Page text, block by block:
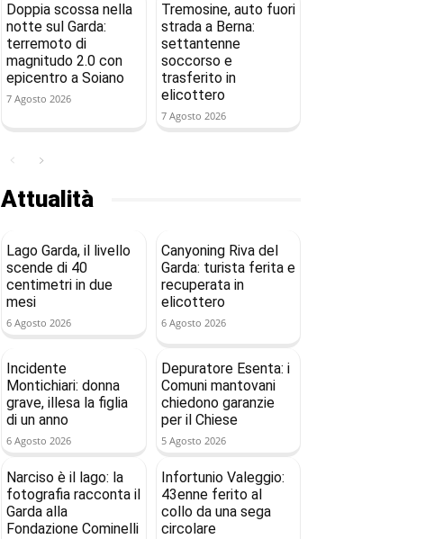
Doppia scossa nella
notte sul Garda:
terremoto di
magnitudo 2.0 con
epicentro a Soiano
7 Agosto 2026
Tremosine, auto fuori
strada a Berna:
settantenne
soccorso e
trasferito in
elicottero
7 Agosto 2026
Attualità
Lago Garda, il livello
scende di 40
centimetri in due
mesi
6 Agosto 2026
Canyoning Riva del
Garda: turista ferita e
recuperata in
elicottero
6 Agosto 2026
Incidente
Montichiari: donna
grave, illesa la figlia
di un anno
6 Agosto 2026
Depuratore Esenta: i
Comuni mantovani
chiedono garanzie
per il Chiese
5 Agosto 2026
Narciso è il lago: la
fotografia racconta il
Garda alla
Fondazione Cominelli
Infortunio Valeggio:
43enne ferito al
collo da una sega
circolare